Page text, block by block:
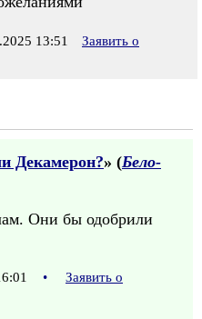
13:51
Заявить о
Декамерон?» (Бело-
Они бы одобрили
•
Заявить о